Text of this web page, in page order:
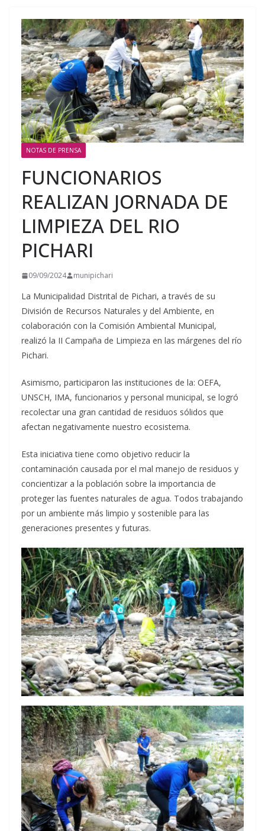
NOTAS DE PRENSA
FUNCIONARIOS
REALIZAN JORNADA DE
LIMPIEZA DEL RIO
PICHARI
09/09/2024 munipichari
La Municipalidad Distrital de Pichari, a través de su
División de Recursos Naturales y del Ambiente, en
colaboración con la Comisión Ambiental Municipal,
realizó la II Campaña de Limpieza en las márgenes del río
Pichari.
Asimismo, participaron las instituciones de la: OEFA,
UNSCH, IMA, funcionarios y personal municipal, se logró
recolectar una gran cantidad de residuos sólidos que
afectan negativamente nuestro ecosistema.
Esta iniciativa tiene como objetivo reducir la
contaminación causada por el mal manejo de residuos y
concientizar a la población sobre la importancia de
proteger las fuentes naturales de agua. Todos trabajando
por un ambiente más limpio y sostenible para las
generaciones presentes y futuras.